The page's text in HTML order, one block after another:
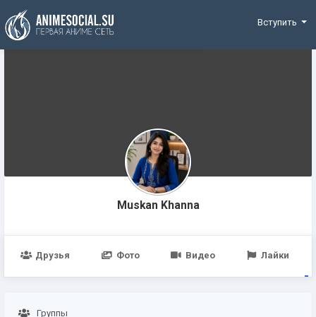
Funding
Вступить
Muskan Khanna
Друзья Фото Видео Лайки
Группы